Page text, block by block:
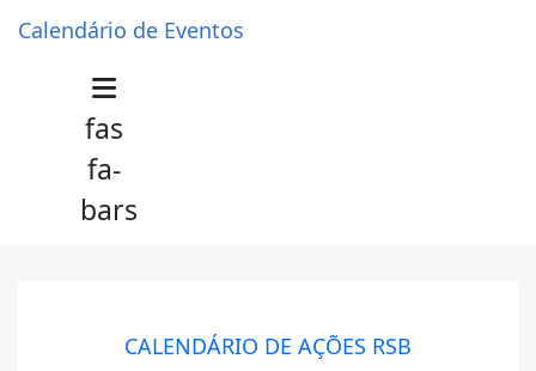
Calendário de Eventos
fas
fa-
bars
CALENDÁRIO DE AÇÕES RSB